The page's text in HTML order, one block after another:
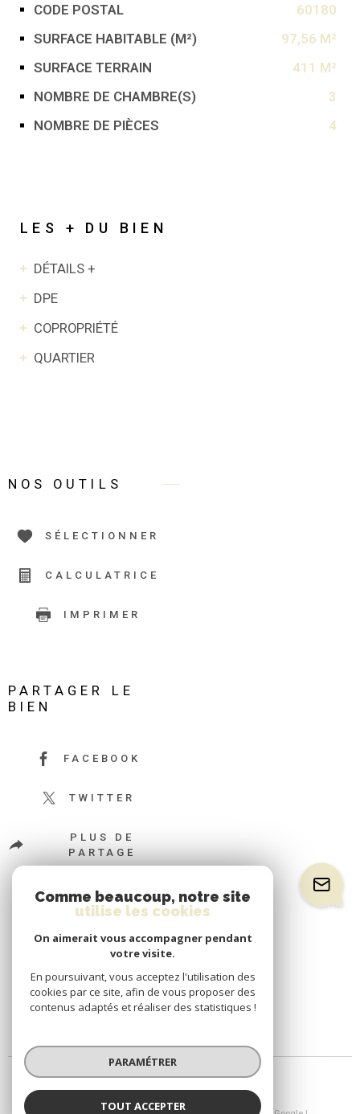
Caractérisque Valeurs
CODE POSTAL
60180
SURFACE HABITABLE (M²)
97,56 M²
SURFACE TERRAIN
411 M²
NOMBRE DE CHAMBRE(S)
3
NOMBRE DE PIÈCES
4
LES + DU BIEN
DÉTAILS +
DPE
COPROPRIÉTÉ
QUARTIER
NOS OUTILS
SÉLECTIONNER
CALCULATRICE
IMPRIMER
PARTAGER LE
BIEN
FACEBOOK
TWITTER
PLUS DE
PARTAGE
Comme beaucoup, notre site
utilise les cookies
On aimerait vous accompagner pendant
votre visite.
En poursuivant, vous acceptez l'utilisation des
cookies par ce site, afin de vous proposer des
contenus adaptés et réaliser des statistiques !
PARAMÉTRER
TOUT ACCEPTER